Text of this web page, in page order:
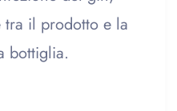
il prodotto e la
bottiglia.